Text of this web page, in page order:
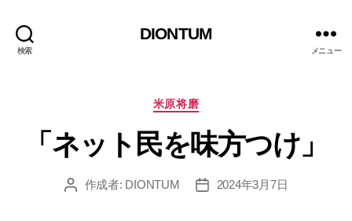
検索
DIONTUM
メニュー
カ
ゴ
リ
米原将磨
「ネット民を味方つけ」
投 作成者: DIONTUM
投
2024年3月7日